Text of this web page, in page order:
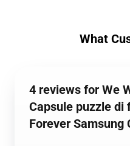
What
4 reviews for We
Capsule puzzle di
Forever Samsung